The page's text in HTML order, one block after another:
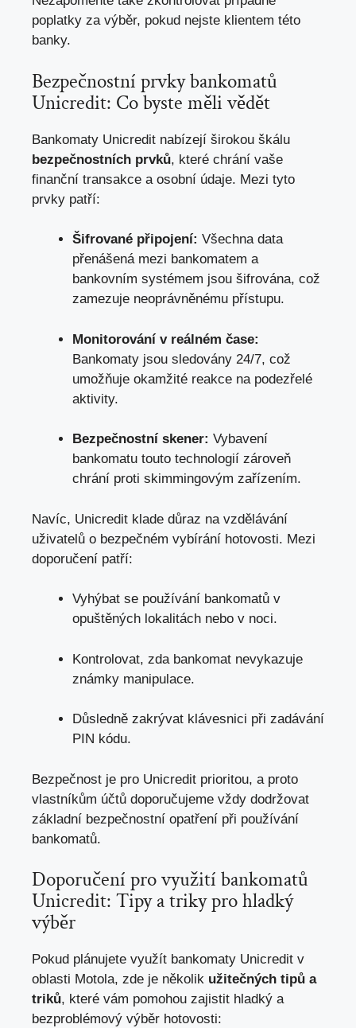
poplatky za výběr, pokud nejste klientem této
banky.
Bezpečnostní prvky bankomatů
Unicredit: Co byste měli vědět
Bankomaty Unicredit nabízejí širokou škálu
bezpečnostních prvků, které chrání vaše
finanční transakce a osobní údaje. Mezi tyto
prvky patří:
Šifrované připojení: Všechna data
přenášená mezi bankomatem a
bankovním systémem jsou šifrována, což
zamezuje neoprávněnému přístupu.
Monitorování v reálném čase:
Bankomaty jsou sledovány 24/7, což
umožňuje okamžité reakce na podezřelé
aktivity.
Bezpečnostní skener: Vybavení
bankomatu touto technologií zároveň
chrání proti skimmingovým zařízením.
Navíc, Unicredit klade důraz na vzdělávání
uživatelů o bezpečném vybírání hotovosti. Mezi
doporučení patří:
Vyhýbat se používání bankomatů v
opuštěných lokalitách nebo v noci.
Kontrolovat, zda bankomat nevykazuje
známky manipulace.
Důsledně zakrývat klávesnici při zadávání
PIN kódu.
Bezpečnost je pro Unicredit prioritou, a proto
vlastníkům účtů doporučujeme vždy dodržovat
základní bezpečnostní opatření při používání
bankomatů.
Doporučení pro využití bankomatů
Unicredit: Tipy a triky pro hladký
výběr
Pokud plánujete využít bankomaty Unicredit v
oblasti Motola, zde je několik užitečných tipů a
triků, které vám pomohou zajistit hladký a
bezproblémový výběr hotovosti: